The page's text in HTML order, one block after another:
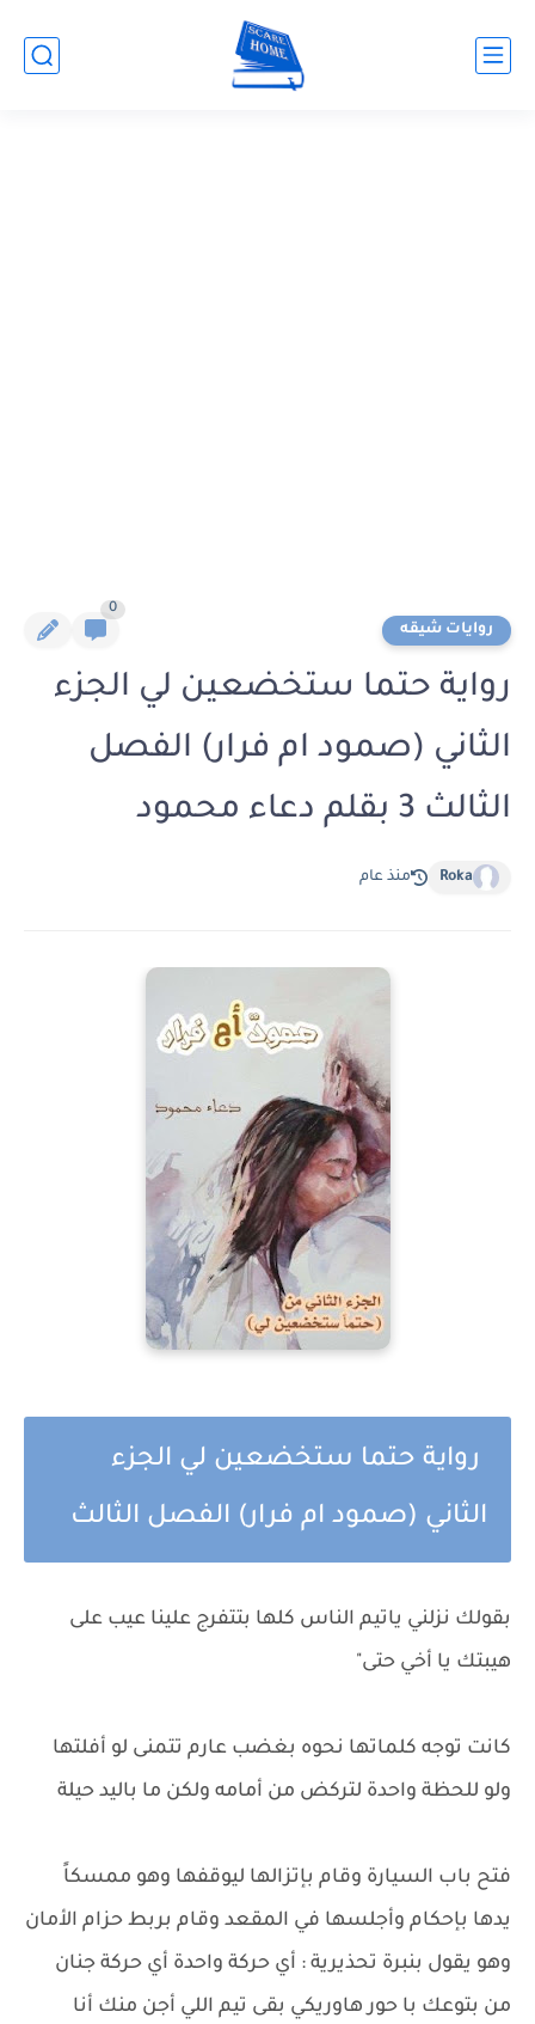
روايات شيقه
0
رواية حتما ستخضعين لي الجزء
الثاني (صمود ام فرار) الفصل
الثالث 3 بقلم دعاء محمود
Roka منذ عام
رواية حتما ستخضعين لي الجزء
الثاني (صمود ام فرار) الفصل الثالث
بقولك نزلني ياتيم الناس كلها بتتفرج علينا عيب على
هيبتك يا أخي حتى"
كانت توجه كلماتها نحوه بغضب عارم تتمنى لو أفلتها
ولو للحظة واحدة لتركض من أمامه ولكن ما باليد حيلة
فتح باب السيارة وقام بإتزالها ليوقفها وهو ممسكاً
يدها بإحكام وأجلسها في المقعد وقام بربط حزام الأمان
وهو يقول بنبرة تحذيرية : أي حركة واحدة أي حركة جنان
من بتوعك با حور هاوريكي بقى تيم اللي أجن منك أنا